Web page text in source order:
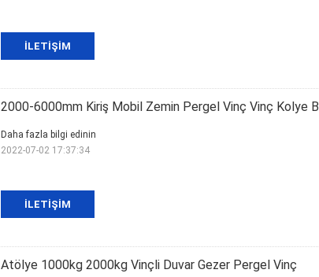
İLETIŞIM
2000-6000mm Kiriş Mobil Zemin Pergel Vinç Vinç Kolye
İLETIŞIM
Daha fazla bilgi edinin
2022-07-02 17:37:34
Atölye 1000kg 2000kg Vinçli Duvar Gezer Pergel Vinç